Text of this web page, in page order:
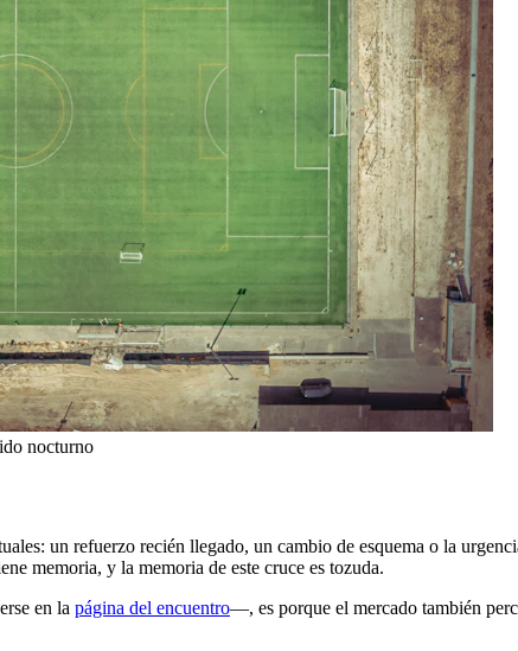
nocturno
un refuerzo recién llegado, un cambio de esquema o la
memoria, y la memoria de este cruce es tozuda.
en la página del encuentro—, es porque el mercado también